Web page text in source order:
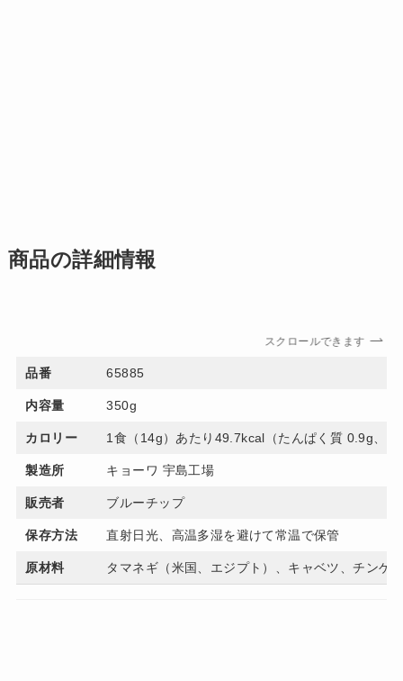
商品の詳細情報
スクロールできます
品番 65885
内容量 350g
カロリー 1食（14g）あたり49.7kcal（たんぱく質 0.9g、
製造所 キョーワ 宇島工場
販売者 ブルーチップ
保存方法 直射日光、高温多湿を避けて常温で保管
原材料 タマネギ（米国、エジプト）、キャベツ、チンゲ